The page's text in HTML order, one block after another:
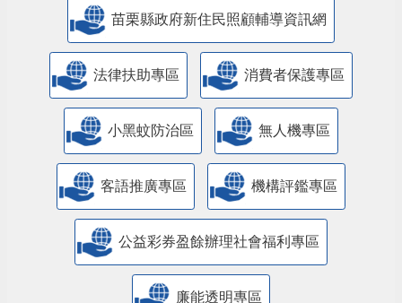
苗栗縣政府新住民照顧輔導資訊網
法律扶助專區 消費者保護專區
小黑蚊防治區 無人機專區
客語推廣專區 機構評鑑專區
公益彩券盈餘辦理社會福利專區
廉能透明專區